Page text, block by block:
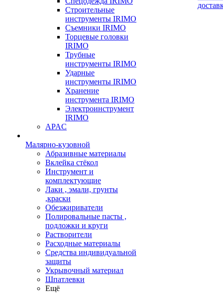
Строительные
инструменты IRIMO
Съемники IRIMO
Торцевые головки
IRIMO
Трубные
инструменты IRIMO
Ударные
инструменты IRIMO
Хранение
инструмента IRIMO
Электроинструмент
IRIMO
APAC
Малярно-кузовной
Абразивные материалы
Вклейка стёкол
Инструмент и
комплектующие
Лаки , эмали, грунты
,краски
Обезжириватели
Полировальные пасты ,
подложки и круги
Растворители
Расходные материалы
Средства индивидуальной
защиты
Укрывочный материал
Шпатлевки
Ещё